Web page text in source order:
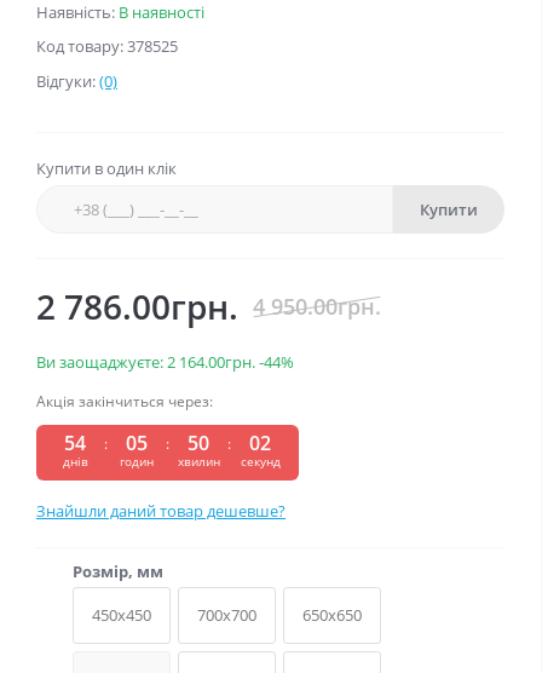
Наявність: В наявності
Код товару: 378525
Відгуки:(0)
Купити в один клік
Купити
2 786.00грн. 4 950.00грн.
Ви заощаджуєте:2 164.00грн.-44%
Акція закінчиться через:
54
днів
: 05
годин
: 50
хвилин
: 02
секунд
Знайшли даний товар дешевше?
Розмір, мм
450x450
700x700 650x650